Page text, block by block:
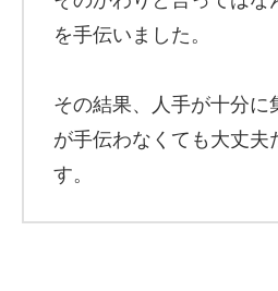
を手伝いました。
その結果、人手が十分に
が手伝わなくても大丈夫
す。